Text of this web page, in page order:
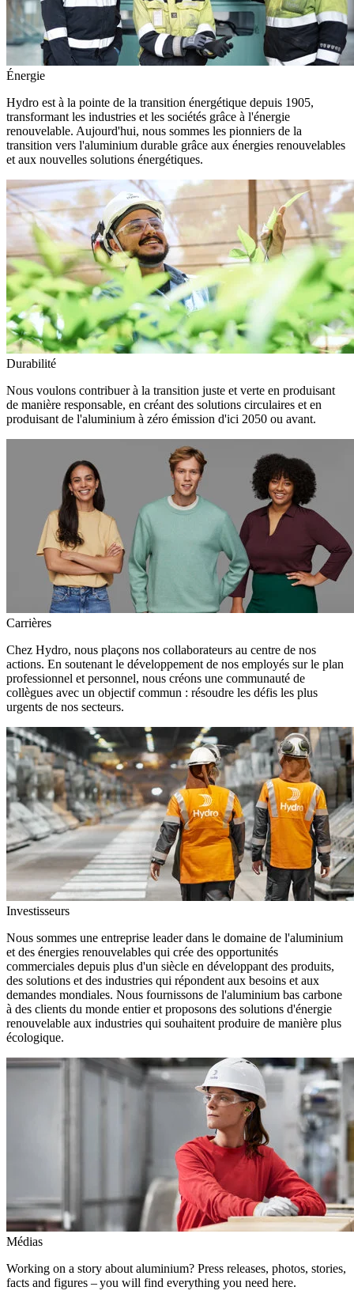
Énergie
Hydro est à la pointe de la transition énergétique depuis 1905,
transformant les industries et les sociétés grâce à l'énergie
renouvelable. Aujourd'hui, nous sommes les pionniers de la
transition vers l'aluminium durable grâce aux énergies renouvelables
et aux nouvelles solutions énergétiques.
Durabilité
Nous voulons contribuer à la transition juste et verte en produisant
de manière responsable, en créant des solutions circulaires et en
produisant de l'aluminium à zéro émission d'ici 2050 ou avant.
Carrières
Chez Hydro, nous plaçons nos collaborateurs au centre de nos
actions. En soutenant le développement de nos employés sur le plan
professionnel et personnel, nous créons une communauté de
collègues avec un objectif commun : résoudre les défis les plus
urgents de nos secteurs.
Investisseurs
Nous sommes une entreprise leader dans le domaine de l'aluminium
et des énergies renouvelables qui crée des opportunités
commerciales depuis plus d'un siècle en développant des produits,
des solutions et des industries qui répondent aux besoins et aux
demandes mondiales. Nous fournissons de l'aluminium bas carbone
à des clients du monde entier et proposons des solutions d'énergie
renouvelable aux industries qui souhaitent produire de manière plus
écologique.
Médias
Working on a story about aluminium? Press releases, photos, stories,
facts and figures – you will find everything you need here.